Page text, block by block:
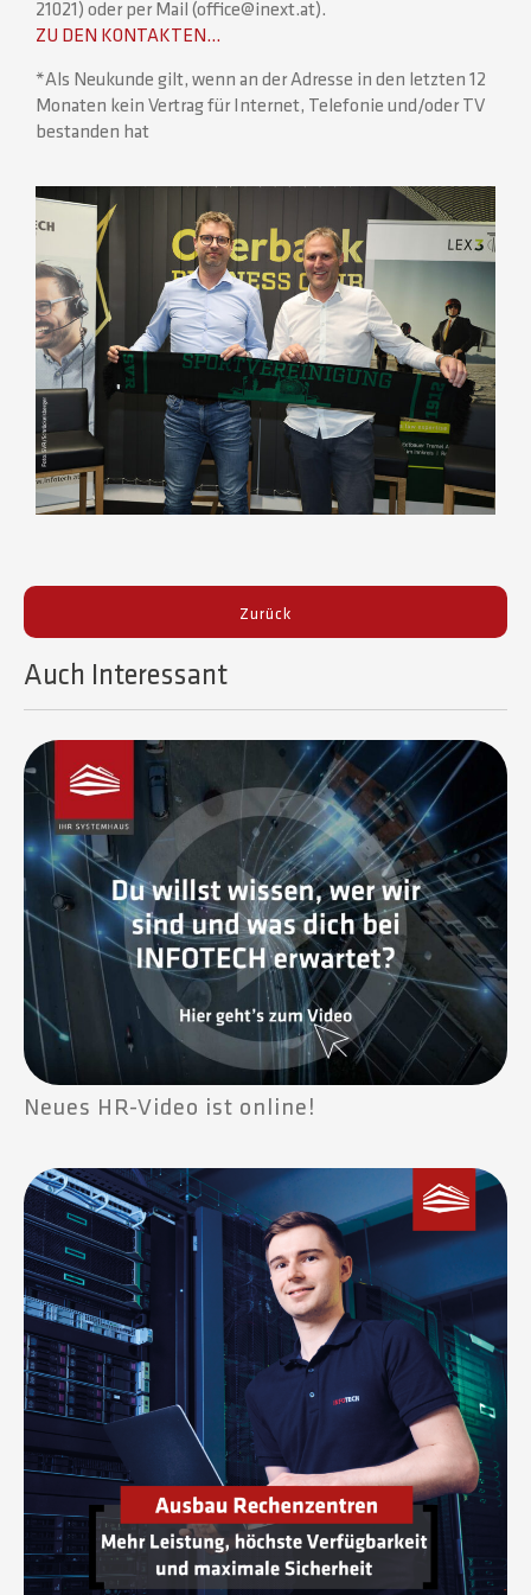
21021) oder per Mail (office@inext.at).
ZU DEN KONTAKTEN…
*Als Neukunde gilt, wenn an der Adresse in den letzten 12
Monaten kein Vertrag für Internet, Telefonie und/oder TV
bestanden hat
Zurück
Auch Interessant​
Neues HR-Video ist online!